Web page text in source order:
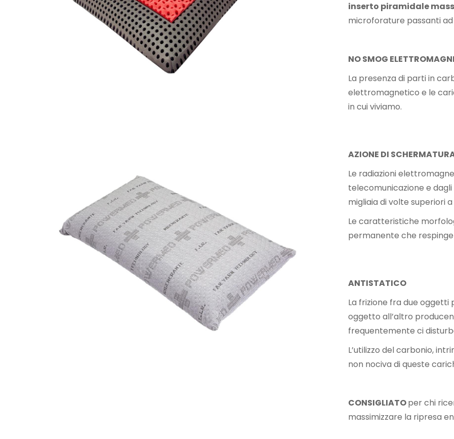
inserto piramidale
microforature passanti
NO SMOG
La presenza di parti in
elettromagnetico e le
in cui viviamo.
AZIONE DI
Le radiazioni
telecomunicazione e
migliaia di volte superiori
Le caratteristiche
permanente che respinge
ANTISTATICO
La frizione fra due
oggetto all’altro
frequentemente ci
L’utilizzo del carbonio,
non nociva di queste
CONSIGLIATOper chi
massimizzare la ripresa